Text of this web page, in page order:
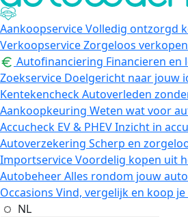
AankoopserviceVolledig ontzorgd
VerkoopserviceZorgeloos
Autofinanciering Financieren en
Zoekservice Doelgericht naar jouw
KentekencheckAutoverleden
Aankoopkeuring Weten wat voor
Accucheck EV & PHEVInzicht in
Autoverzekering Scherp en
ImportserviceVoordelig kopen uit
AutobeheerAlles rondom jouw
Occasions Vind, vergelijk en koop
NL